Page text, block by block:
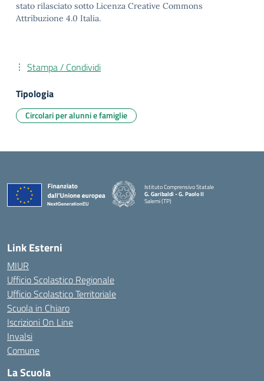
stato rilasciato sotto Licenza Creative Commons
Attribuzione 4.0 Italia.
Stampa / Condividi
Tipologia
Circolari per alunni e famiglie
Istituto Comprensivo Statale
G. Garibaldi - G. Paolo II
Salemi (TP)
Link Esterni
MIUR
Ufficio Scolastico Regionale
Ufficio Scolastico Territoriale
Scuola in Chiaro
Iscrizioni On Line
Invalsi
Comune
La Scuola